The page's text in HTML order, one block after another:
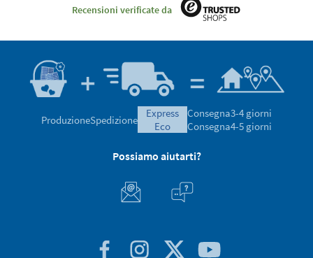
Recensioni verificate da
ProduzioneSpedizione
express
eco
Consegna3-4 giorni
Consegna4-5 giorni
Possiamo aiutarti?